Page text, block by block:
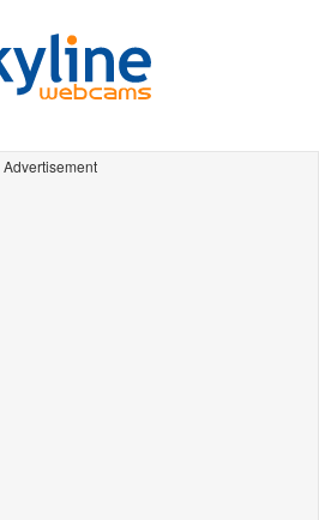
Advertisement